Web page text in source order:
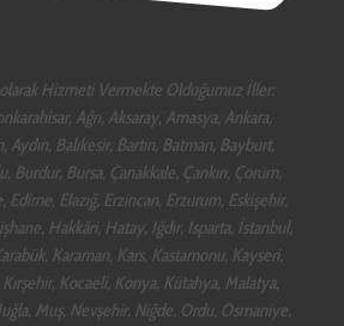
Hizmeti Vermekte Olduğumuz İller:
Ağrı, Aksaray, Amasya, Ankara,
Balıkesir, Bartın, Batman, Bayburt,
Burdur, Bursa, Çanakkale, Çankırı, Çorum,
Elazığ, Erzincan, Erzurum, Eskişehir,
Hakkâri, Hatay, Iğdır, Isparta, İstanbul,
Karaman, Kars, Kastamonu, Kayseri,
Kırşehir, Kocaeli, Konya, Kütahya, Malatya,
Muş, Nevşehir, Niğde, Ordu, Osmaniye,